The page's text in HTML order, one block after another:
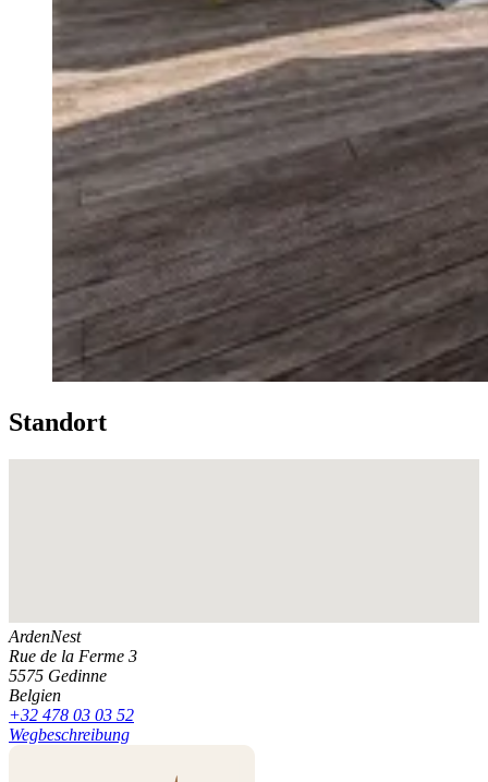
Standort
ArdenNest
Rue de la Ferme 3
5575 Gedinne
Belgien
+32 478 03 03 52
Wegbeschreibung